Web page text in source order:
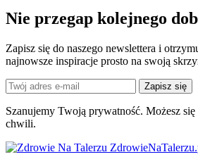
Nie przegap kolejnego
Zapisz się do naszego newslettera i
najnowsze inspiracje prosto na swoją
Zapisz się
Szanujemy Twoją prywatność. Możesz
chwili.